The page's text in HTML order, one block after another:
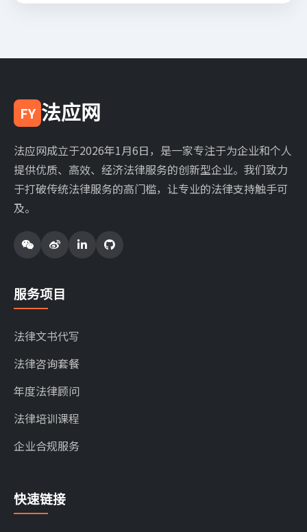
FY 法应网
法应网成立于2026年1月6日，是一家专注于为企业和个人
提供优质、高效、经济法律服务的创新型企业。我们致力
于打破传统法律服务的高门槛，让专业的法律支持触手可
及。
服务项目
法律文书代写
法律咨询套餐
年度法律顾问
法律培训课程
企业合规服务
快速链接